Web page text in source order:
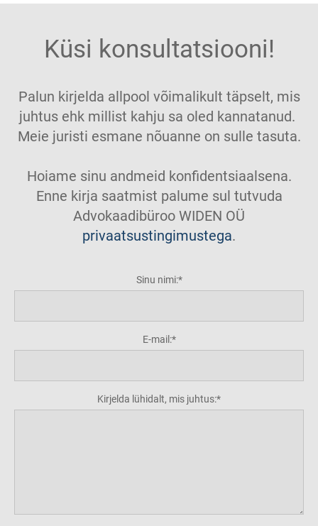
Küsi konsultatsiooni!
Palun kirjelda allpool võimalikult täpselt, mis
juhtus ehk millist kahju sa oled kannatanud.
Meie juristi esmane nõuanne on sulle tasuta.
Hoiame sinu andmeid konfidentsiaalsena.
Enne kirja saatmist palume sul tutvuda
Advokaadibüroo WIDEN OÜ
privaatsustingimustega.
Sinu nimi:
E-mail:
Kirjelda lühidalt, mis juhtus: